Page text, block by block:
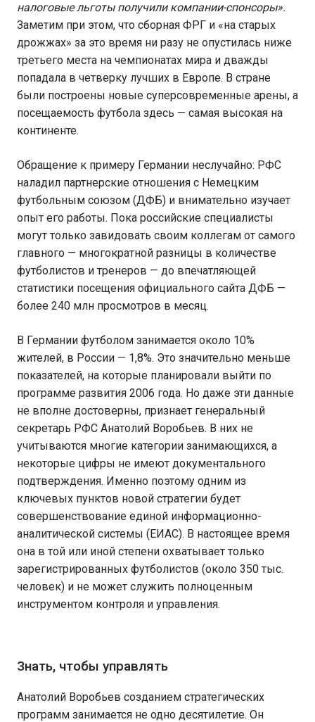
налоговые льготы получили компании-спонсоры».
Заметим при этом, что сборная ФРГ и «на старых
дрожжах» за это время ни разу не опустилась ниже
третьего места на чемпионатах мира и дважды
попадала в четверку лучших в Европе. В стране
были построены новые суперсовременные арены, а
посещаемость футбола здесь — самая высокая на
континенте.
Обращение к примеру Германии неслучайно: РФС
наладил партнерские отношения с Немецким
футбольным союзом (ДФБ) и внимательно изучает
опыт его работы. Пока российские специалисты
могут только завидовать своим коллегам от самого
главного — многократной разницы в количестве
футболистов и тренеров — до впечатляющей
статистики посещения официального сайта ДФБ —
более 240 млн просмотров в месяц.
В Германии футболом занимается около 10%
жителей, в России — 1,8%. Это значительно меньше
показателей, на которые планировали выйти по
программе развития 2006 года. Но даже эти данные
не вполне достоверны, признает генеральный
секретарь РФС Анатолий Воробьев. В них не
учитываются многие категории занимающихся, а
некоторые цифры не имеют документального
подтверждения. Именно поэтому одним из
ключевых пунктов новой стратегии будет
совершенствование единой информационно-
аналитической системы (ЕИАС). В настоящее время
она в той или иной степени охватывает только
зарегистрированных футболистов (около 350 тыс.
человек) и не может служить полноценным
инструментом контроля и управления.
Знать, чтобы управлять
Анатолий Воробьев созданием стратегических
программ занимается не одно десятилетие. Он